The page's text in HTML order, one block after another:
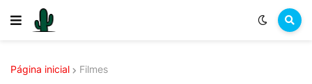
Página inicial Filmes